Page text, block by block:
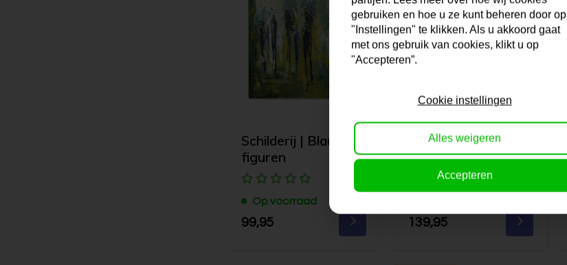
Schilderij | Blauwe
figuren
Op voorraad
99,95
Schilderij | Mussen
op de tak
139,95
gebruiken en hoe u ze kunt beheren door op
"Instellingen" te klikken. Als u akkoord gaat
met ons gebruik van cookies, klikt u op
"Accepteren”.
Cookie instellingen
Alles weigeren
Accepteren